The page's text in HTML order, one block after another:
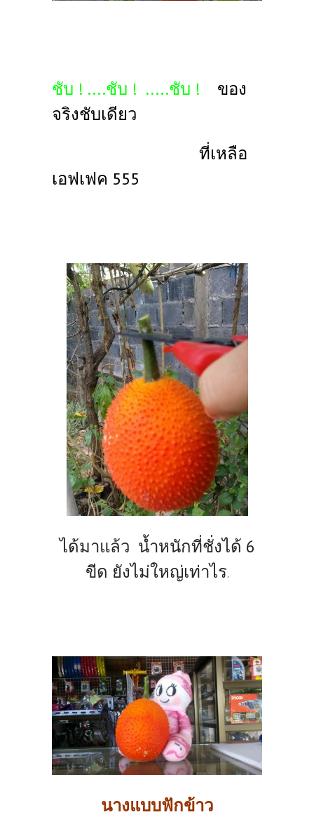
ชับ ! ....ชับ ! .....ชับ !
ของ
จริงชับเดียว
ที่เหลือ
เอฟเฟค 555
ได้มาแล้ว น้ำหนักที่ชั่งได้ 6
ขีด ยังไม่ใหญ่เท่าไร.
นางแบบฟักข้าว